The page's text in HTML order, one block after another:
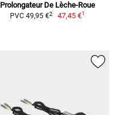
Prolongateur De Lèche-Roue
PVC 49,95 €2 47,45 €1